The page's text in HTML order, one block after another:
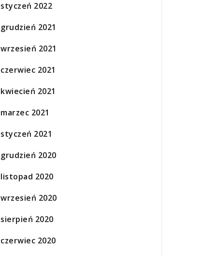
styczeń 2022
grudzień 2021
wrzesień 2021
czerwiec 2021
kwiecień 2021
marzec 2021
styczeń 2021
grudzień 2020
listopad 2020
wrzesień 2020
sierpień 2020
czerwiec 2020